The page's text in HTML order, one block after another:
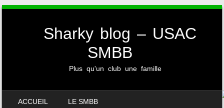
Sharky blog – USAC
SMBB
Plus qu'un club une famille
ACCUEIL LE SMBB